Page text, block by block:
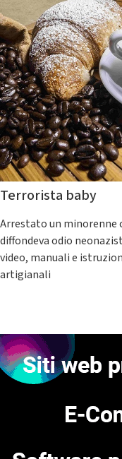
Terrorista baby
Arrestato un minorenne
diffondeva odio
video, manuali e
artigianali